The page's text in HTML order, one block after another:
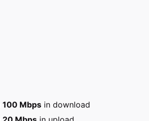
100 Mbps in download